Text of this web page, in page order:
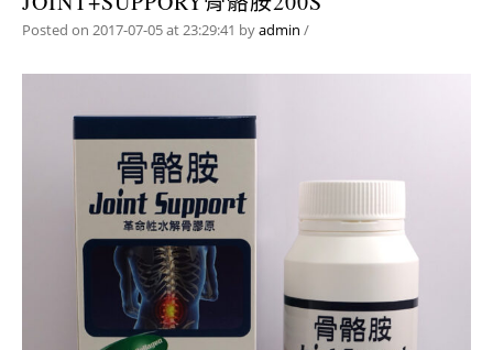
Posted on 2017-07-05 at 23:29:41 byadmin /